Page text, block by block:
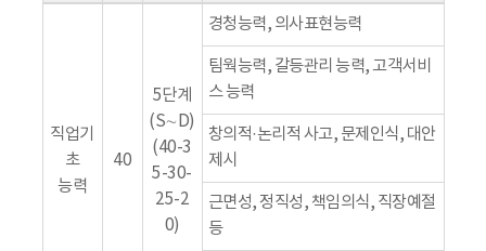
직업기
초
능력
40
5단계
(S∼D)
(40-3
5-30-
25-2
0)
경청능력, 의사표현능력
팀웍능력, 갈등관리 능력, 고객서비
스 능력
창의적·논리적 사고, 문제인식, 대안
제시
근면성, 정직성, 책임의식, 직장예절
등